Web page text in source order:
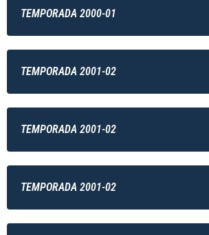
TEMPORADA 2000-01
TEMPORADA 2001-02
TEMPORADA 2001-02
TEMPORADA 2001-02